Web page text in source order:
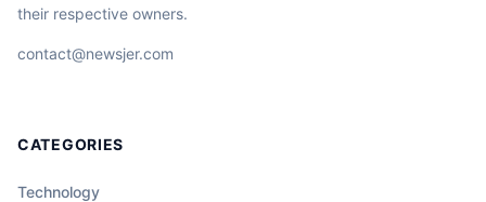
their respective owners.
contact@newsjer.com
CATEGORIES
Technology